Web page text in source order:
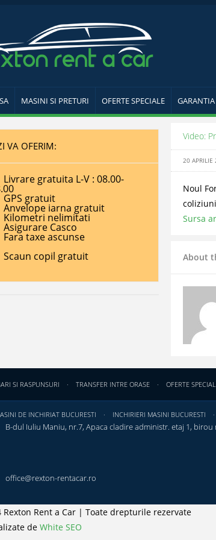
MASINI SI PRETURI OFERTE SPECIALE
Video:
20 APRILIE
Noul
Sursa
About
VA OFERIM:
Livrare gratuita L-V : 08.00-
GPS gratuit
Anvelope iarna gratuit
Kilometri nelimitati
Asigurare Casco
Fara taxe ascunse
Scaun copil gratuit
SI RASPUNSURI TRANSFER INTRE ORASE OFERTE
DE INCHIRIAT BUCURESTI INCHIRIERI MASINI BUCURESTI
B-dul Iuliu Maniu, nr.7, Apaca cladire administr. etaj 1, birou
office@rexton-rentacar.ro
Rexton Rent a Car | Toate drepturile rezervate
de White SEO